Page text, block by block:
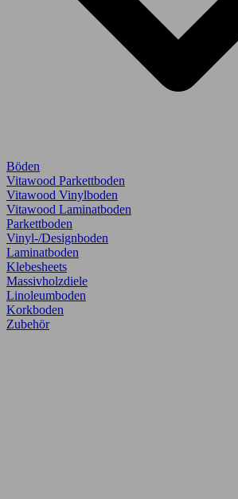
Böden
Vitawood Parkettboden
Vitawood Vinylboden
Vitawood Laminatboden
Parkettboden
Vinyl-/Designboden
Laminatboden
Klebesheets
Massivholzdiele
Linoleumboden
Korkboden
Zubehör